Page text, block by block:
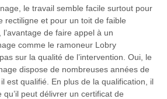
le travail semble facile surtout pour
rectiligne et pour un toit de faible
de faire appel à un
comme le ramoneur Lobry
sur la qualité de l’intervention. Oui, le
dispose de nombreuses années de
est qualifié. En plus de la qualification, il
peut délivrer un certificat de